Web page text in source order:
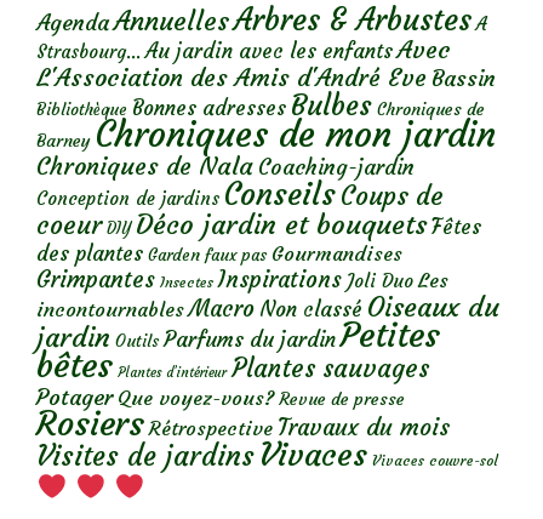
AgendaAnnuellesArbres & Arbustes A
Strasbourg... Au jardin avec les enfantsAvec
L'Association des Amis d'André Eve Bassin
Bibliothèque Bonnes adresses Bulbes Chroniques de
Barney Chroniques de mon jardin
Chroniques de Nala Coaching-jardin
Conception de jardins ConseilsCoups de
coeur DIY Déco jardin et bouquetsFêtes
des plantes Garden faux pas Gourmandises
Grimpantes Insectes Inspirations Joli Duo Les
incontournables Macro Non classé Oiseaux du
jardin Outils Parfums du jardinPetites
bêtes Plantes d’intérieur Plantes sauvages
Potager Que voyez-vous? Revue de presse
Rosiers Rétrospective Travaux du mois
Visites de jardins Vivaces Vivaces couvre-sol